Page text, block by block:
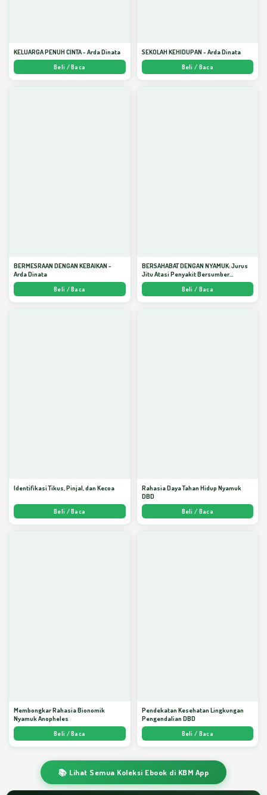
KELUARGA PENUH CINTA - Arda Dinata
Beli / Baca
SEKOLAH KEHIDUPAN - Arda Dinata
Beli / Baca
BERMESRAAN DENGAN KEBAIKAN -
Arda Dinata
Beli / Baca
BERSAHABAT DENGAN NYAMUK: Jurus
Jitu Atasi Penyakit Bersumber
Nyamuk - Arda Dinata
Beli / Baca
Identifikasi Tikus, Pinjal, dan Kecoa
Beli / Baca
Rahasia Daya Tahan Hidup Nyamuk
DBD
Beli / Baca
Membongkar Rahasia Bionomik
Nyamuk Anopheles
Beli / Baca
Pendekatan Kesehatan Lingkungan
Pengendalian DBD
Beli / Baca
📚 Lihat Semua Koleksi Ebook di KBM App